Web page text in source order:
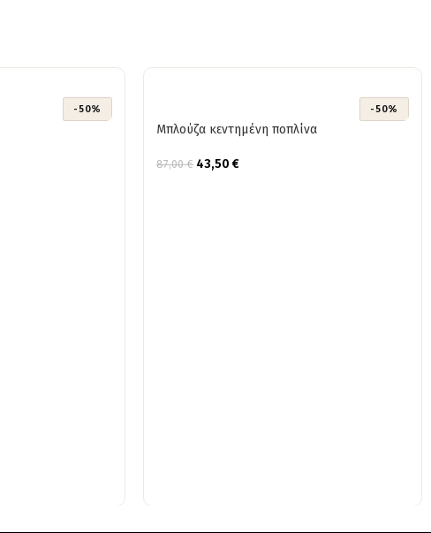
-50% -50%
Μπλούζα κεντημένη ποπλίνα
87,00€ 43,50 €